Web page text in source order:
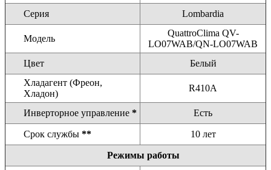
Серия
Lombardia
Модель
QuattroClima QV-
LO07WAB/QN-LO07WAB
Цвет
Белый
Хладагент (Фреон,
Хладон)
R410A
Инверторное управление * Есть
Срок службы ** 10 лет
Режимы работы